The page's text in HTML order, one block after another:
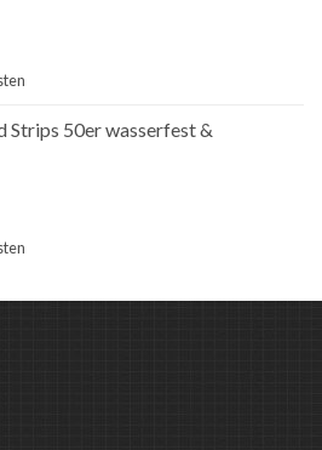
Strips 50er wasserfest &